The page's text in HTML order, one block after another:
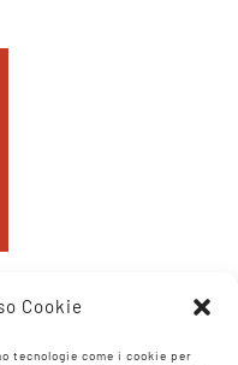
Cookie
tecnologie come i cookie per